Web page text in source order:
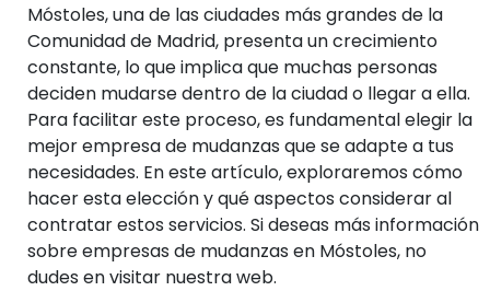
Móstoles, una de las ciudades más grandes de la
Comunidad de Madrid, presenta un crecimiento
constante, lo que implica que muchas personas
deciden mudarse dentro de la ciudad o llegar a ella.
Para facilitar este proceso, es fundamental elegir la
mejor empresa de mudanzas que se adapte a tus
necesidades. En este artículo, exploraremos cómo
hacer esta elección y qué aspectos considerar al
contratar estos servicios. Si deseas más información
sobre empresas de mudanzas en Móstoles, no
dudes en visitar nuestra web.